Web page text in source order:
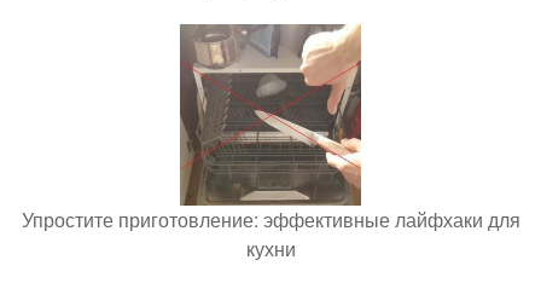
Упростите приготовление: эффективные лайфхаки для
кухни